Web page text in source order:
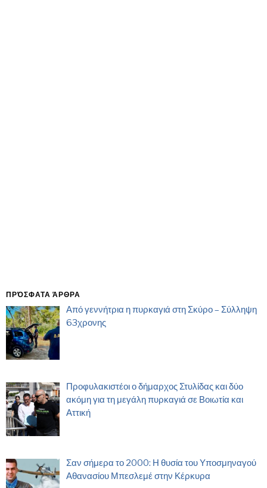
ΠΡΌΣΦΑΤΑ ΆΡΘΡΑ
Από γεννήτρια η πυρκαγιά στη Σκύρο – Σύλληψη
63χρονης
Προφυλακιστέοι ο δήμαρχος Στυλίδας και δύο
ακόμη για τη μεγάλη πυρκαγιά σε Βοιωτία και
Αττική
Σαν σήμερα το 2000: Η θυσία του Υποσμηναγού
Αθανασίου Μπεσλεμέ στην Κέρκυρα